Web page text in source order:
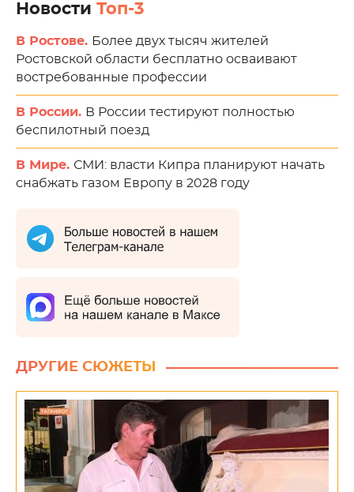
Новости Топ-3
В Ростове. Более двух тысяч жителей
Ростовской области бесплатно осваивают
востребованные профессии
В России. В России тестируют полностью
беспилотный поезд
В Мире. СМИ: власти Кипра планируют начать
снабжать газом Европу в 2028 году
ДРУГИЕ СЮЖЕТЫ